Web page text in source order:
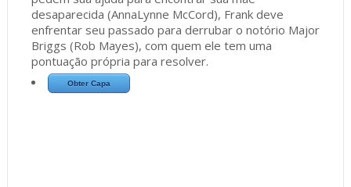
desaparecida (AnnaLynne McCord), Frank deve
enfrentar seu passado para derrubar o notório Major
Briggs (Rob Mayes), com quem ele tem uma
pontuação própria para resolver.
Obter Capa